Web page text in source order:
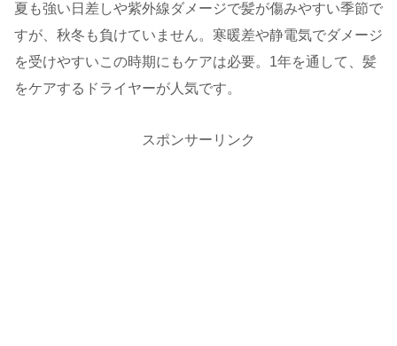
夏も強い日差しや紫外線ダメージで髪が傷みやすい季節で
すが、秋冬も負けていません。寒暖差や静電気でダメージ
を受けやすいこの時期にもケアは必要。1年を通して、髪
をケアするドライヤーが人気です。
スポンサーリンク